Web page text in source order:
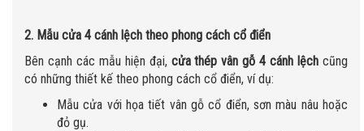
2. Mẫu cửa 4 cánh lệch theo phong cách cổ điển
Bên cạnh các mẫu hiện đại, cửa thép vân gỗ 4 cánh lệch cũng
có những thiết kế theo phong cách cổ điển, ví dụ:
Mẫu cửa với họa tiết vân gỗ cổ điển, sơn màu nâu hoặc
đỏ gụ.